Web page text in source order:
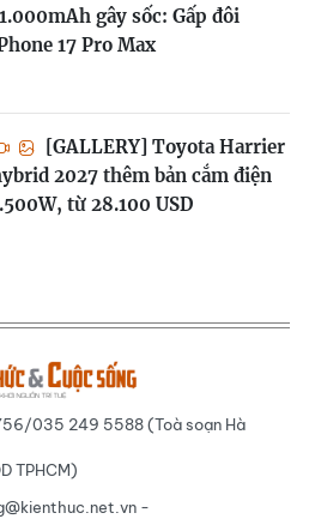
gây sốc: Gấp đôi
17 Pro Max
[GALLERY] Toyota Harrier
2027 thêm bản cắm điện
từ 28.100 USD
035 249 5588 (Toà soạn Hà
TPHCM)
-